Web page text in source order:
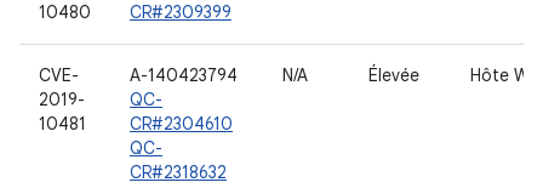
10480
CR#2309399
CVE-
2019-
10481
A-140423794
QC-
CR#2304610
QC-
CR#2318632
N/A Élevée Hôte